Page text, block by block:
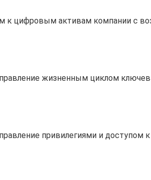
к цифровым активам компании с
жизненным циклом
привилегиями и